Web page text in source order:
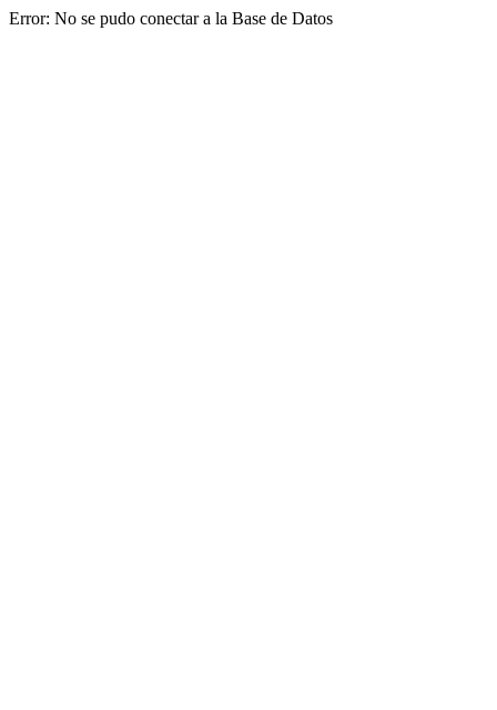
Error: No se pudo conectar a la Base de Datos